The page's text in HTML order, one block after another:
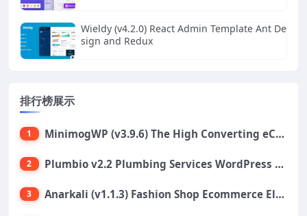
Wieldy (v4.2.0) React Admin Template Ant De
sign and Redux
排行榜展示
1 MinimogWP (v3.9.6) The High Converting eCommerce WordPress Theme
2 Plumbio v2.2 Plumbing Services WordPress Theme
3 Anarkali (v1.1.3) Fashion Shop Ecommerce Elementor Theme